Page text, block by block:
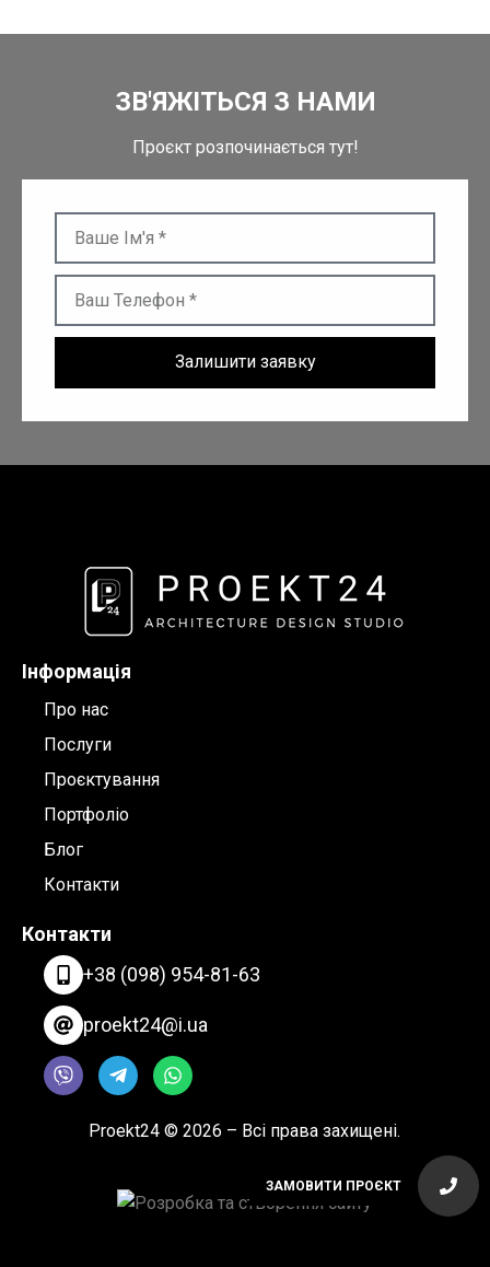
ЗВ'ЯЖІТЬСЯ З НАМИ
Проєкт розпочинається тут!
Залишити заявку
Інформація
Про нас
Послуги
Проєктування
Портфоліо
Блог
Контакти
Контакти
+38 (098) 954-81-63
proekt24@i.ua
Proekt24 © 2026 – Всі права захищені.
ЗАМОВИТИ ПРОЄКТ